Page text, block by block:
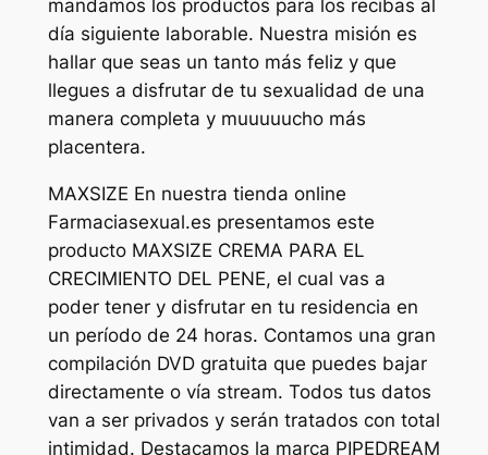
mandamos los productos para los recibas al
día siguiente laborable. Nuestra misión es
hallar que seas un tanto más feliz y que
llegues a disfrutar de tu sexualidad de una
manera completa y muuuuucho más
placentera.
MAXSIZE En nuestra tienda online
Farmaciasexual.es presentamos este
producto MAXSIZE CREMA PARA EL
CRECIMIENTO DEL PENE, el cual vas a
poder tener y disfrutar en tu residencia en
un período de 24 horas. Contamos una gran
compilación DVD gratuita que puedes bajar
directamente o vía stream. Todos tus datos
van a ser privados y serán tratados con total
intimidad. Destacamos la marca PIPEDREAM